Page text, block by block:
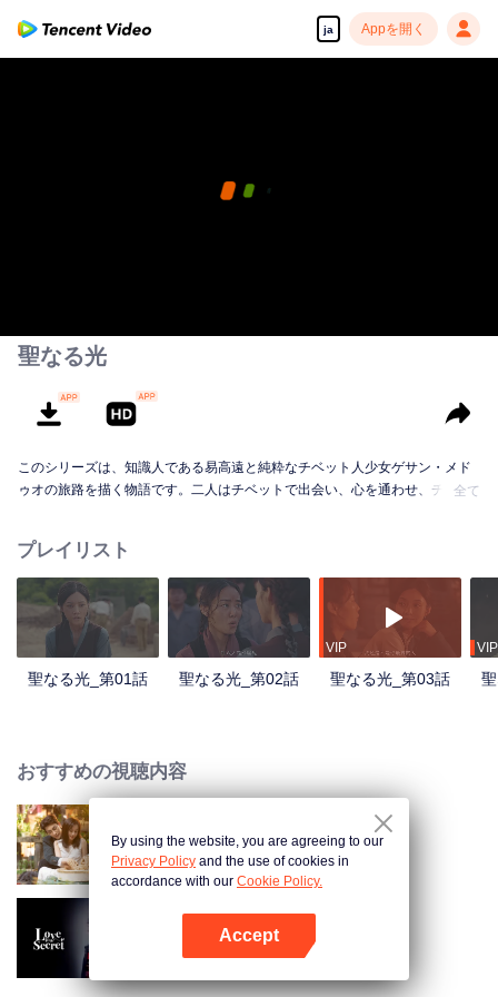
ja Appを開く
聖なる光
このシリーズは、知識人である易高遠と純粋なチベット人少女ゲサン・メド
ゥオの旅路を描く物語です。二人はチベットで出会い、心を通わせ、チベッ
校の創設と発展を描きます。平和解放がチベットとその人々ににもたらした
大きな変化を浮き彫りにし、新チベットの困難ながらも揺るぎない発展の道
のりを描いています。
全て
プレイリスト
聖なる光_第01話 聖なる光_第02話
VIP
聖なる光_第03話
VIP
おすすめの視聴内容
Taking Love as a Contract
秘密の恋
By using the website, you are agreeing to our
Privacy Policy and the use of cookies in
accordance with our Cookie Policy.
Accept